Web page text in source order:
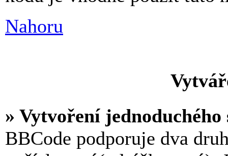
Nahoru
» Vytvoření jednoduchého
BBCode podporuje dva